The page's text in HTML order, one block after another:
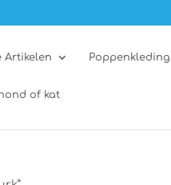
Artikelen Poppenkleding
hond of kat